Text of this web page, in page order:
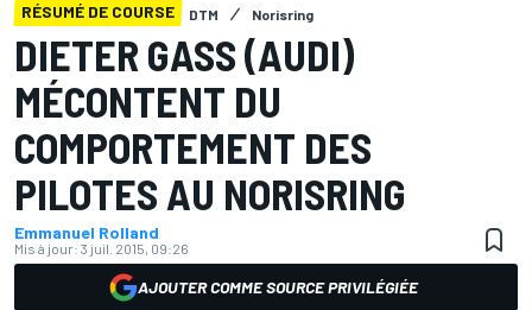
RÉSUMÉ DE COURSE DTM Norisring
DIETER GASS (AUDI)
MÉCONTENT DU
COMPORTEMENT DES
PILOTES AU NORISRING
Emmanuel Rolland
Mis à jour: 3 juil. 2015, 09:26
AJOUTER COMME SOURCE PRIVILÉGIÉE